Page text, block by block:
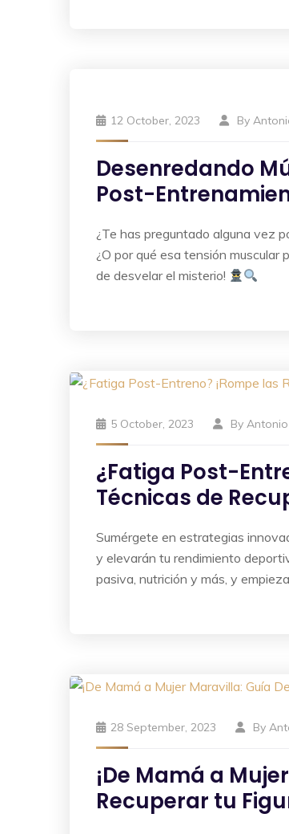
12 October, 2023 By
Desenredando
Post-
¿Te has preguntado alguna vez
¿O por qué esa tensión
de desvelar el misterio!
5 October, 2023 By Antonio
¿Fatiga Post-
Técnicas de
Sumérgete en estrategias
y elevarán tu rendimiento
pasiva, nutrición y más, y
28 September, 2023 By
¡De Mamá a
Recuperar tu